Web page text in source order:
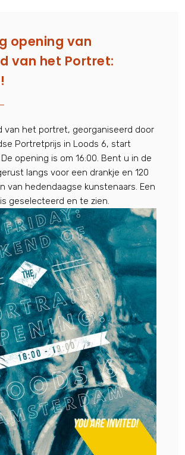
opening van
van het Portret:
van het portret, georganiseerd door
Portretprijs in Loods 6, start
opening is om 16:00. Bent u in de
langs voor een drankje en 120
van hedendaagse kunstenaars. Een
geselecteerd en te zien.